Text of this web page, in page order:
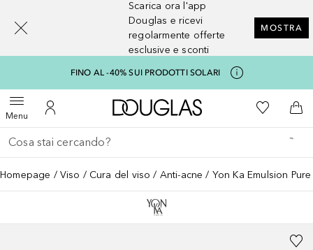
Scarica ora l'app
Douglas e ricevi
regolarmente offerte
esclusive e sconti
MOSTRA
FINO AL -40% SUI PRODOTTI SOLARI
MenuApri menuAl Mio Account
A Douglas HomeAlla Mia
Al
Torna indietro
Esegui ricerca
Homepage Viso Cura del viso Anti-acne Yon Ka Emulsion
[navigation.slideout.screenreader]